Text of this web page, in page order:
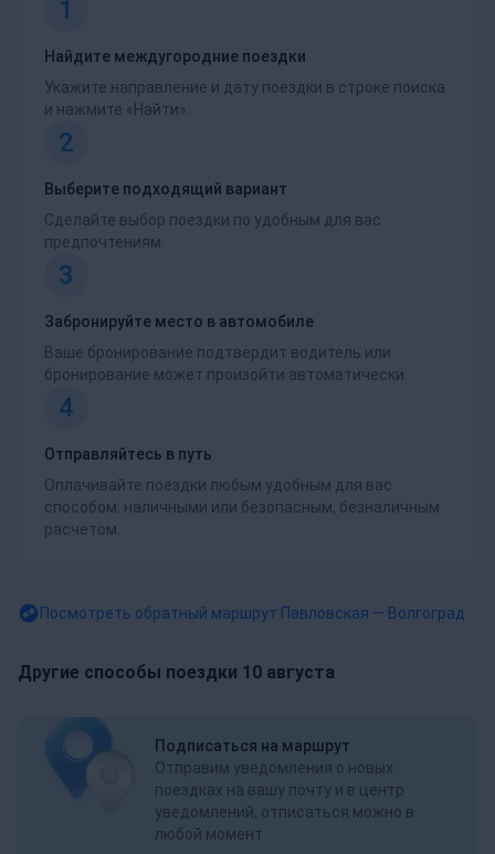
1
Найдите междугородние поездки
Укажите направление и дату поездки в строке поиска
и нажмите «Найти».
2
Выберите подходящий вариант
Сделайте выбор поездки по удобным для вас
предпочтениям.
3
Забронируйте место в автомобиле
Ваше бронирование подтвердит водитель или
бронирование может произойти автоматически.
4
Отправляйтесь в путь
Оплачивайте поездки любым удобным для вас
способом: наличными или безопасным, безналичным
расчетом.
Посмотреть обратный маршрут Павловская — Волгоград
Другие способы поездки 10 августа
Подписаться на маршрут
Отправим уведомления о новых
поездках на вашу почту и в центр
уведомлений, отписаться можно в
любой момент